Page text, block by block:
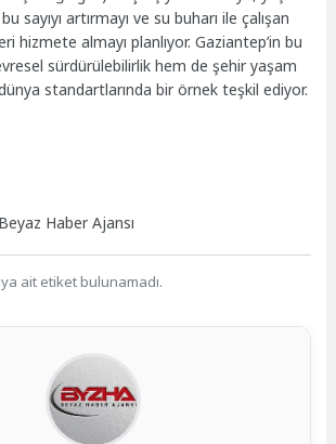
sayıyı artırmayı ve su buharı ile çalışan
hizmete almayı planlıyor. Gaziantep’in bu
sürdürülebilirlik hem de şehir yaşam
standartlarında bir örnek teşkil ediyor.
Haber Ajansı
ait etiket bulunamadı.